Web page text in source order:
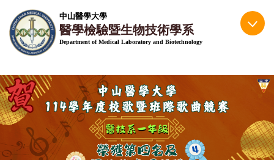
到
主
容
區
中山醫學大學
醫學檢驗暨生物技術學系
Department of Medical Laboratory and Biotechnology